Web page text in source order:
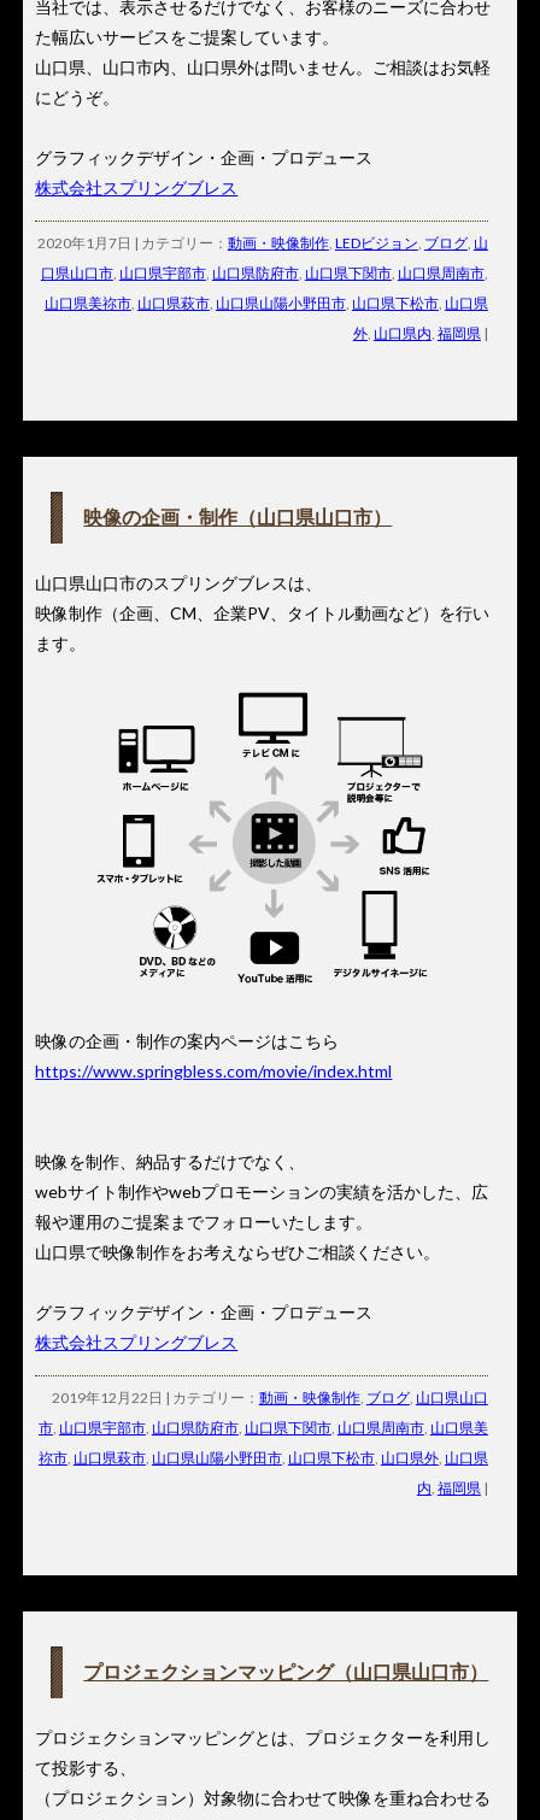
当社では、表示させるだけでなく、お客様のニーズに合わせ
た幅広いサービスをご提案しています。
山口県、山口市内、山口県外は問いません。ご相談はお気軽
にどうぞ。
グラフィックデザイン・企画・プロデュース
株式会社スプリングブレス
2020年1月7日 | カテゴリー： 動画・映像制作, LEDビジョン, ブログ, 山
口県山口市, 山口県宇部市, 山口県防府市, 山口県下関市, 山口県周南市,
山口県美祢市, 山口県萩市, 山口県山陽小野田市, 山口県下松市, 山口県
外, 山口県内, 福岡県|
映像の企画・制作（山口県山口市）
山口県山口市のスプリングブレスは、
映像制作（企画、CM、企業PV、タイトル動画など）を行い
ます。
映像の企画・制作の案内ページはこちら
https://www.springbless.com/movie/index.html
映像を制作、納品するだけでなく、
webサイト制作やwebプロモーションの実績を活かした、広
報や運用のご提案までフォローいたします。
山口県で映像制作をお考えならぜひご相談ください。
グラフィックデザイン・企画・プロデュース
株式会社スプリングブレス
2019年12月22日 | カテゴリー： 動画・映像制作, ブログ, 山口県山口
市, 山口県宇部市, 山口県防府市, 山口県下関市, 山口県周南市, 山口県美
祢市, 山口県萩市, 山口県山陽小野田市, 山口県下松市, 山口県外, 山口県
内, 福岡県|
プロジェクションマッピング（山口県山口市）
プロジェクションマッピングとは、プロジェクターを利用し
て投影する、
（プロジェクション）対象物に合わせて映像を重ね合わせる